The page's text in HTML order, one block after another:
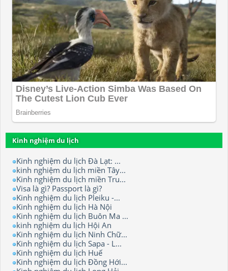
Kinh nghiệm du lịch
Kinh nghiệm du lịch Đà Lạt: ...
kinh nghiệm du lịch miền Tây...
Kinh nghiệm du lịch miền Tru...
Visa là gì? Passport là gì?
Kinh nghiệm du lịch Pleiku -...
Kinh nghiệm du lịch Hà Nội
Kinh nghiệm du lịch Buôn Ma ...
kinh nghiệm du lịch Hội An
Kinh nghiệm du lịch Ninh Chữ...
Kinh nghiệm du lịch Sapa - L...
Kinh nghiệm du lịch Huế
Kinh nghiệm du lịch Đồng Hới...